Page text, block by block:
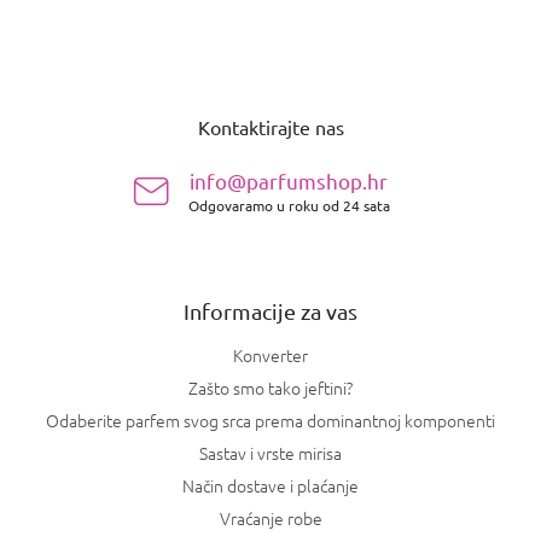
Kontaktirajte nas
info@parfumshop.hr
Odgovaramo u roku od 24 sata
Informacije za vas
Konverter
Zašto smo tako jeftini?
Odaberite parfem svog srca prema dominantnoj komponenti
Sastav i vrste mirisa
Način dostave i plaćanje
Vraćanje robe